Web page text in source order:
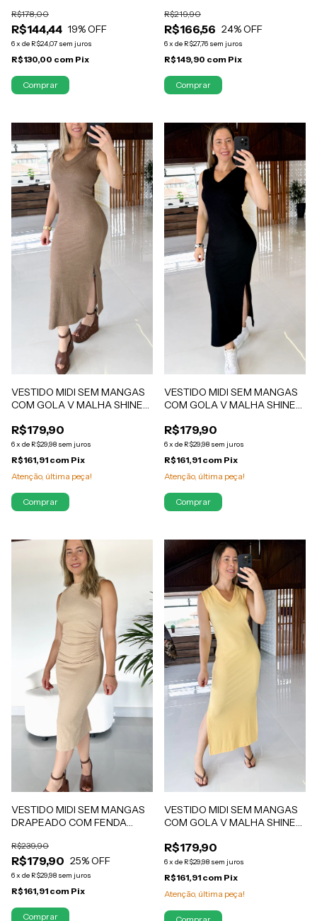
ELASTANO AZUL MARINHO
LAÍS
R$144,44
R$178,00
19% OFF
6x de R$24,07 sem juros
R$130,00 com Pix
R$166,56
R$219,90
24% OFF
6x de R$27,76 sem juros
R$149,90 com Pix
VESTIDO MIDI SEM MANGAS
COM GOLA V MALHA SHINE
CAMILA
R$179,90
6x de R$29,98 sem juros
R$161,91 com Pix
Atenção, última peça!
VESTIDO MIDI SEM MANGAS
COM GOLA V MALHA SHINE
CAMILA
R$179,90
6x de R$29,98 sem juros
R$161,91 com Pix
Atenção, última peça!
VESTIDO MIDI SEM MANGAS
DRAPEADO COM FENDA
R$179,90
R$239,90
25% OFF
6x de R$29,98 sem juros
R$161,91 com Pix
VESTIDO MIDI SEM MANGAS
COM GOLA V MALHA SHINE
MANTEIGA CAMILA
R$179,90
6x de R$29,98 sem juros
R$161,91 com Pix
Atenção, última peça!